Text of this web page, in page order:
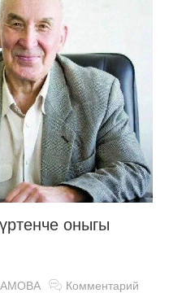
оныгы
Комментарий